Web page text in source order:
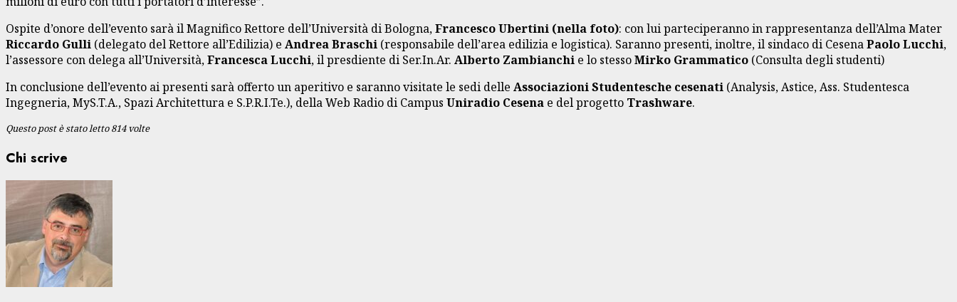
Ospite d’onore dell’evento sarà il Magnifico Rettore dell’Università di Bologna,Francesco Ubertini (nella foto): con lui parteciperanno in rappresentanza dell’Alma Mater
Riccardo Gulli (delegato del Rettore all’Edilizia) e Andrea Braschi (responsabile dell’area edilizia e logistica). Saranno presenti, inoltre, il sindaco di CesenaPaolo Lucchi,
l’assessore con delega all’Università,Francesca Lucchi, il presdiente di Ser.In.Ar. Alberto Zambianchi e lo stessoMirko Grammatico (Consulta degli studenti)
In conclusione dell’evento ai presenti sarà offerto un aperitivo e saranno visitate le sedi delle Associazioni Studentesche cesenati (Analysis, Astice, Ass. Studentesca
Ingegneria, MyS.T.A., Spazi Architettura e S.P.R.I.Te.), della Web Radio di Campus Uniradio Cesena e del progetto Trashware.
Questo post è stato letto 814 volte
Chi scrive